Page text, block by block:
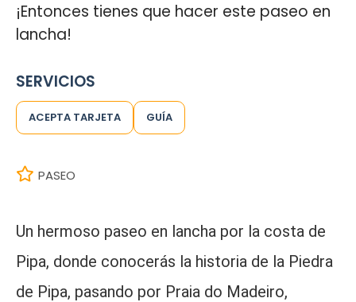
¡Entonces tienes que hacer este paseo en
lancha!
SERVICIOS
ACEPTA TARJETA GUÍA
PASEO
Un hermoso paseo en lancha por la costa de
Pipa, donde conocerás la historia de la Piedra
de Pipa, pasando por Praia do Madeiro,